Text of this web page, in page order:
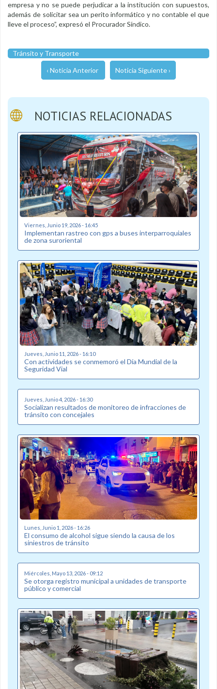
empresa y no se puede perjudicar a la institución con supuestos,
además de solicitar sea un perito informático y no contable el que
lleve el proceso”, expresó el Procurador Síndico.
Tránsito y Transporte
‹ Noticia Anterior Noticia Siguiente ›
NOTICIAS RELACIONADAS
Viernes, Junio 19, 2026 - 16:45
Implementan rastreo con gps a buses interparroquiales
de zona suroriental
Jueves, Junio 11, 2026 - 16:10
Con actividades se conmemoró el Día Mundial de la
Seguridad Vial
Jueves, Junio 4, 2026 - 16:30
Socializan resultados de monitoreo de infracciones de
tránsito con concejales
Lunes, Junio 1, 2026 - 16:26
El consumo de alcohol sigue siendo la causa de los
siniestros de tránsito
Miércoles, Mayo 13, 2026 - 09:12
Se otorga registro municipal a unidades de transporte
público y comercial